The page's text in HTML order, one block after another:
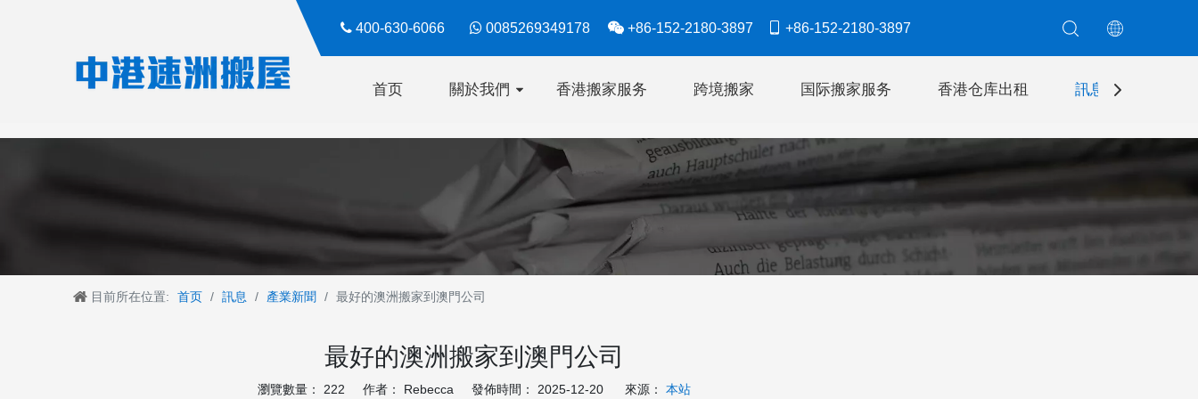
 400-630-6066  0085269349178  +86-152-2180-3897  +86-152-2180-3897​​​​​​​
首页 關於我們 香港搬家服务 跨境搬家 国际搬家服务 香港仓库出租 訊息
目前所在位置: 首页 / 訊息 / 產業新聞 / 最好的澳洲搬家到澳門公司
最好的澳洲搬家到澳門公司
瀏覽數量： 222 作者： Rebecca 發佈時間： 2025-12-20 來源： 本站